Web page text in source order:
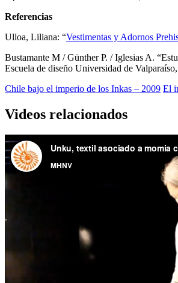
Referencias
Ulloa, Liliana: “Vestimentas y Adornos
Bustamante M / Günther P. / Iglesias A.
Escuela de diseño Universidad de
Chile bajo el imperio de los Inkas – 2009 El
Videos relacionados